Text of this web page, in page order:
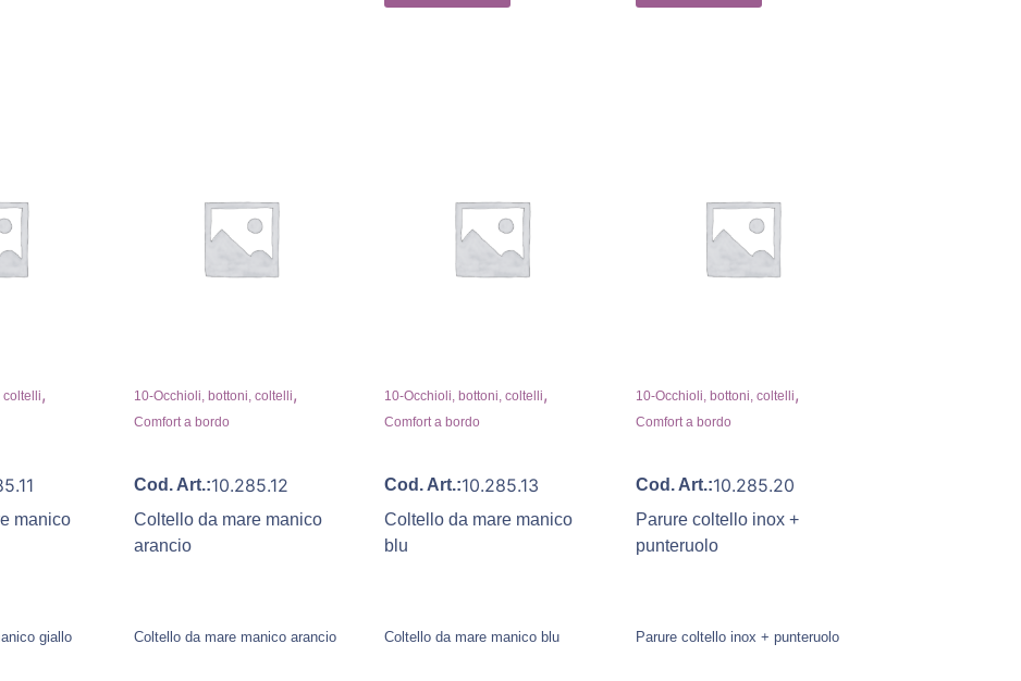
coltelli,
manico
giallo
10-Occhioli, bottoni, coltelli,
Comfort a bordo
Cod. Art.:10.285.12
Coltello da mare manico
arancio
Coltello da mare manico arancio
10-Occhioli, bottoni, coltelli,
Comfort a bordo
Cod. Art.:10.285.13
Coltello da mare manico
blu
Coltello da mare manico blu
10-Occhioli, bottoni, coltelli,
Comfort a bordo
Cod. Art.:10.285.20
Parure coltello inox +
punteruolo
Parure coltello inox + punteruolo